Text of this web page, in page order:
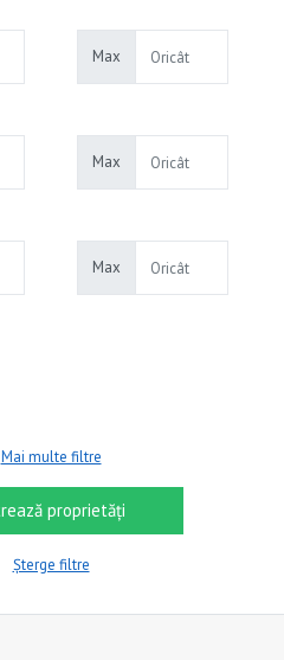
Max
Max
Max
Mai multe filtre
Șterge filtre